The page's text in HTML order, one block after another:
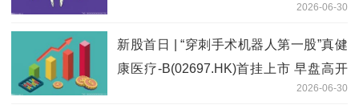
2026-06-30
新股首日 | “穿刺手术机器人第一股”真健
康医疗-B(02697.HK)首挂上市 早盘高开
2026-06-30